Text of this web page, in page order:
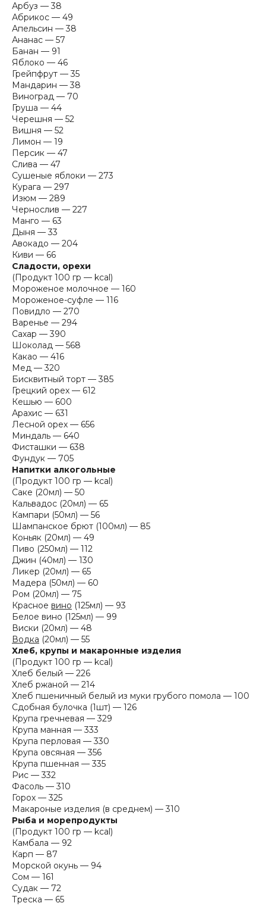
Арбуз — 38
Абрикос — 49
Апельсин — 38
Ананас — 57
Банан — 91
Яблоко — 46
Грейпфрут — 35
Мандарин — 38
Виноград — 70
Груша — 44
Черешня — 52
Вишня — 52
Лимон — 19
Персик — 47
Слива — 47
Сушеные яблоки — 273
Курага — 297
Изюм — 289
Чернослив — 227
Манго — 63
Дыня — 33
Авокадо — 204
Киви — 66
Сладости, орехи
(Продукт 100 гр — kcal)
Мороженое молочное — 160
Мороженое-суфле — 116
Повидло — 270
Варенье — 294
Сахар — 390
Шоколад — 568
Какао — 416
Мед — 320
Бисквитный торт — 385
Грецкий орех — 612
Кешью — 600
Арахис — 631
Лесной орех — 656
Миндаль — 640
Фисташки — 638
Фундук — 705
Напитки алкогольные
(Продукт 100 гр — kcal)
Саке (20мл) — 50
Кальвадос (20мл) — 65
Кампари (50мл) — 56
Шампанское брют (100мл) — 85
Коньяк (20мл) — 49
Пиво (250мл) — 112
Джин (40мл) — 130
Ликер (20мл) — 65
Мадера (50мл) — 60
Ром (20мл) — 75
Красное вино (125мл) — 93
Белое вино (125мл) — 99
Виски (20мл) — 48
Водка (20мл) — 55
Хлеб, крупы и макаронные изделия
(Продукт 100 гр — kcal)
Хлеб белый — 226
Хлеб ржаной — 214
Хлеб пшеничный белый из муки грубого помола — 100
Сдобная булочка (1шт) — 126
Крупа гречневая — 329
Крупа манная — 333
Крупа перловая — 330
Крупа овсяная — 356
Крупа пшенная — 335
Рис — 332
Фасоль — 310
Горох — 325
Макароные изделия (в среднем) — 310
Рыба и морепродукты
(Продукт 100 гр — kcal)
Камбала — 92
Карп — 87
Морской окунь — 94
Сом — 161
Судак — 72
Треска — 65